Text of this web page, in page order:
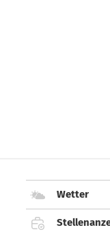
Wetter